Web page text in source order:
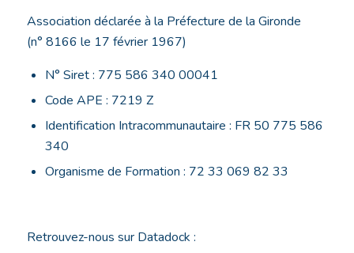
Association déclarée à la Préfecture de la Gironde
(n° 8166 le 17 février 1967)
N° Siret : 775 586 340 00041
Code APE : 7219 Z
Identification Intracommunautaire : FR 50 775 586
340
Organisme de Formation : 72 33 069 82 33
Retrouvez-nous sur Datadock :